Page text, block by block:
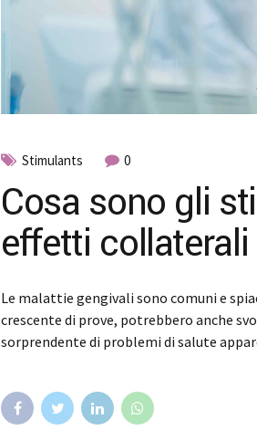
Stimulants 0
Cosa sono gli
effetti collaterali
Le malattie gengivali sono comuni e
crescente di prove, potrebbero anche
sorprendente di problemi di salute